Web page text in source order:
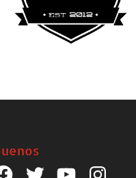
Twitter YouTubeInstagram